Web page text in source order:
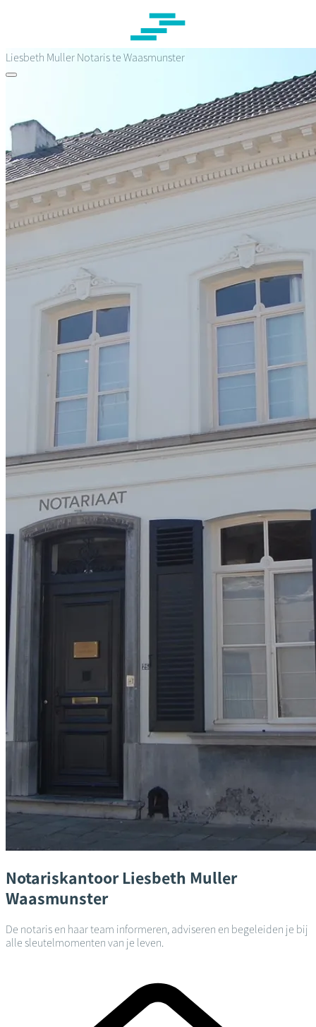
de
inhoud
gaan
Liesbeth Muller Notaris te Waasmunster
Notariskantoor Liesbeth Muller
Waasmunster
De notaris en haar team informeren, adviseren en begeleiden je bij
alle sleutelmomenten van je leven.